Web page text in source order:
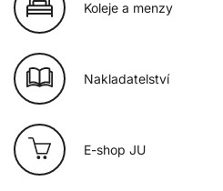
Koleje a menzy
Nakladatelství
E-shop JU